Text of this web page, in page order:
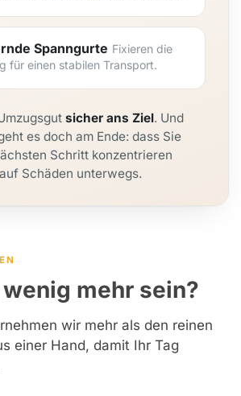
Spanngurte Fixieren die
für einen stabilen Transport.
sicher ans Ziel. Und
es doch am Ende: dass Sie
Schritt konzentrieren
Schäden unterwegs.
wenig mehr sein?
wir mehr als den reinen
einer Hand, damit Ihr Tag